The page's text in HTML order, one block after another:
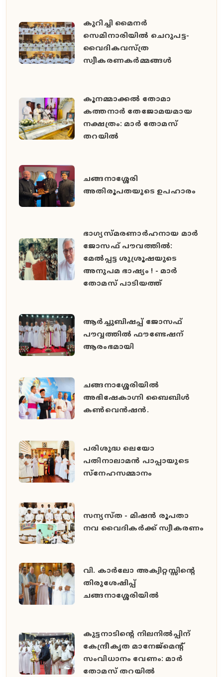
കുറിച്ചി മൈനർ
സെമിനാരിയിൽ ചെറുപട്ട-
വൈദികവസ്ത്ര
സ്വീകരണകർമ്മങ്ങൾ
കൂനമ്മാക്കൽ തോമാ
കത്തനാർ തേജോമയമായ
നക്ഷത്രം: മാർ തോമസ്
തറയിൽ
ചങ്ങനാശ്ശേരി
അതിരൂപതയുടെ ഉപഹാരം
ഭാഗ്യസ്മരണാർഹനായ മാർ
ജോസഫ് പൗവത്തിൽ:
മേൽപ്പട്ട ശുശ്രൂഷയുടെ
അനുപമ ഭാഷ്യം ! - മാർ
തോമസ് പാടിയത്ത്
ആർച്ചുബിഷപ്പ് ജോസഫ്
പൗവ്വത്തിൽ ഫൗണ്ടേഷന്
ആരംഭമായി
ചങ്ങനാശ്ശേരിയിൽ
അഭിഷേകാഗ്നി ബൈബിൾ
കൺവെൻഷൻ.
പരിശുദ്ധ ലെയോ
പതിനാലാമൻ പാപ്പായുടെ
സ്നേഹസമ്മാനം
സന്യസ്ത - മിഷൻ രൂപതാ
നവ വൈദികർക്ക് സ്വീകരണം
വി. കാർലോ അക്വിറ്റസ്സിന്റെ
തിരുശേഷിപ്പ്
ചങ്ങനാശ്ശേരിയിൽ
കുട്ടനാടിന്റെ നിലനിൽപ്പിന്
കേന്ദ്രീകൃത മാനേജ്മെന്റ്
സംവിധാനം വേണം: മാർ
തോമസ് തറയിൽ